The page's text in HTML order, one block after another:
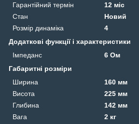
Гарантійний термін
12 міс
Стан
Новий
Розмір динаміка
4
Додаткові функції і характеристики
Імпеданс
6 Ом
Габаритні розміри
Ширина
160 мм
Висота
225 мм
Глибина
142 мм
Вага
2 кг